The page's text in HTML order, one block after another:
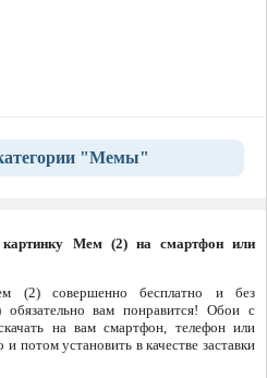
"Мемы"
картинку Мем (2) на смартфон или
(2) совершенно бесплатно и без
вам понравится! Обои с
на вам смартфон, телефон или
потом установить в качестве заставки